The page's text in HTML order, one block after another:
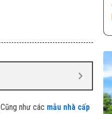
như các mẫu nhà cấp